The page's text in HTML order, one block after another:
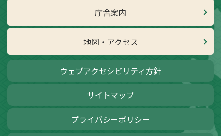
庁舎案内
地図・アクセス
ウェブアクセシビリティ方針
サイトマップ
プライバシーポリシー